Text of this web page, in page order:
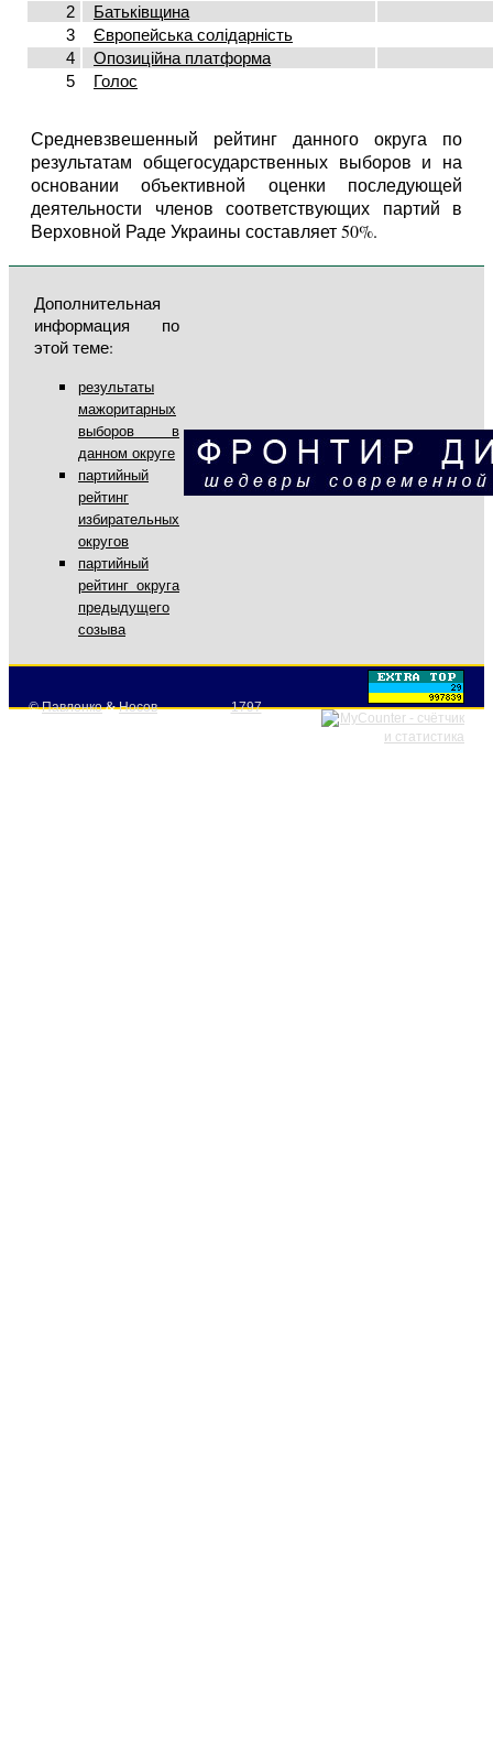
2
Батьківщина
3
Європейська солідарність
4
Опозиційна платформа
5
Голос
Средневзвешенный рейтинг данного округа по
результатам общегосударственных выборов и на
основании объективной оценки последующей
деятельности членов соответствующих партий в
Верховной Раде Украины составляет 50%.
Дополнительная
информация по
этой теме:
результаты
мажоритарных
выборов в
данном округе
партийный
рейтинг
избирательных
округов
партийный
рейтинг округа
предыдущего
созыва
©Павленко&Носов 1797